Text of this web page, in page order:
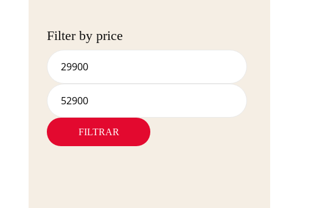
Filter by price
FILTRAR